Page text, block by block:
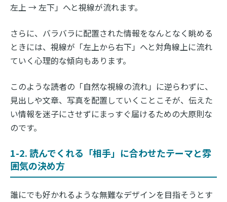
左上 → 左下」へと視線が流れます。
さらに、バラバラに配置された情報をなんとなく眺める
ときには、視線が「左上から右下」へと対角線上に流れ
ていく心理的な傾向もあります。
このような読者の「自然な視線の流れ」に逆らわずに、
見出しや文章、写真を配置していくことこそが、伝えた
い情報を迷子にさせずにまっすぐ届けるための大原則な
のです。
1-2. 読んでくれる「相手」に合わせたテーマと雰
囲気の決め方
誰にでも好かれるような無難なデザインを目指そうとす